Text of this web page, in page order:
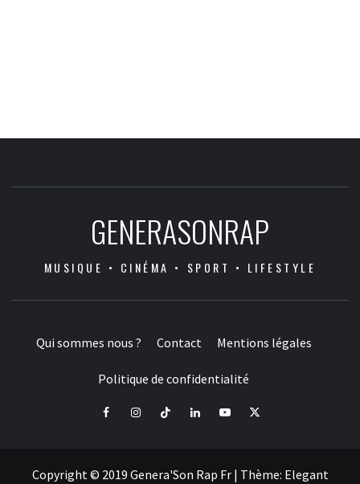
GENERASONRAP
MUSIQUE • CINÉMA • SPORT • LIFESTYLE
Qui sommes nous ? Contact Mentions légales
Politique de confidentialité
FacebookInstagramTiktok LinkedInYoutube
X
Copyright © 2019 Genera'Son Rap Fr | Thème: Elegant